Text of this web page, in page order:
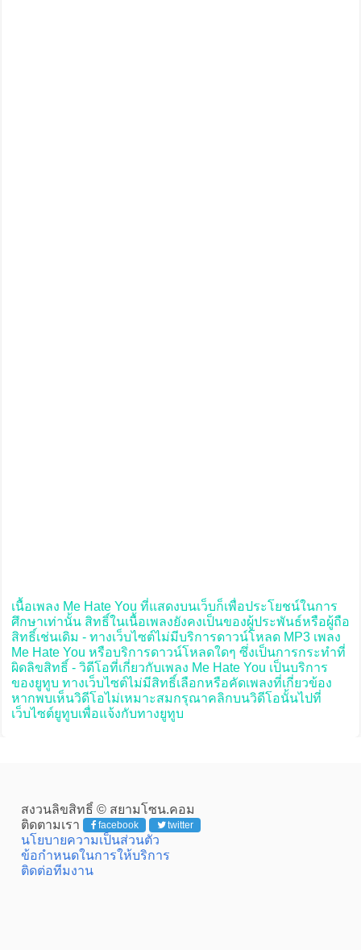
เนื้อเพลง Me Hate You ที่แสดงบนเว็บก็เพื่อประโยชน์ในการ
ศึกษาเท่านั้น สิทธิ์ในเนื้อเพลงยังคงเป็นของผู้ประพันธ์หรือผู้ถือ
สิทธิ์เช่นเดิม - ทางเว็บไซต์ไม่มีบริการดาวน์โหลด MP3 เพลง
Me Hate You หรือบริการดาวน์โหลดใดๆ ซึ่งเป็นการกระทำที่
ผิดลิขสิทธิ์ - วิดีโอที่เกี่ยวกับเพลง Me Hate You เป็นบริการ
ของยูทูบ ทางเว็บไซต์ไม่มีสิทธิ์เลือกหรือคัดเพลงที่เกี่ยวข้อง
หากพบเห็นวิดีโอไม่เหมาะสมกรุณาคลิกบนวิดีโอนั้นไปที่
เว็บไซต์ยูทูบเพื่อแจ้งกับทางยูทูบ
สงวนลิขสิทธิ์ © สยามโซน.คอม
ติดตามเรา
facebook twitter
นโยบายความเป็นส่วนตัว
ข้อกำหนดในการให้บริการ
ติดต่อทีมงาน